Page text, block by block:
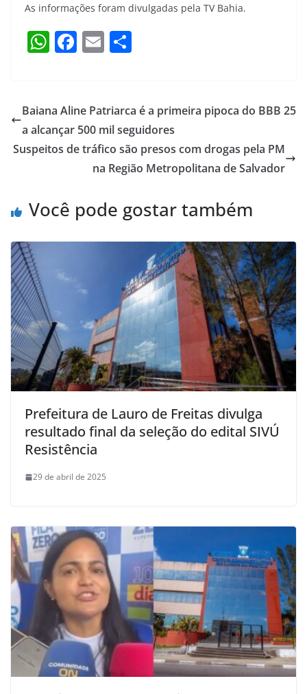
As informações foram divulgadas pela TV Bahia.
W
s
A
p
F
e
b
o
E
l e
Baiana Aline Patriarca é a primeira pipoca do BBB 25
a alcançar 500 mil seguidores
Suspeitos de tráfico são presos com drogas pela PM
na Região Metropolitana de Salvador
Você pode gostar também
Prefeitura de Lauro de Freitas divulga
resultado final da seleção do edital SIVÚ
Resistência
29 de abril de 2025